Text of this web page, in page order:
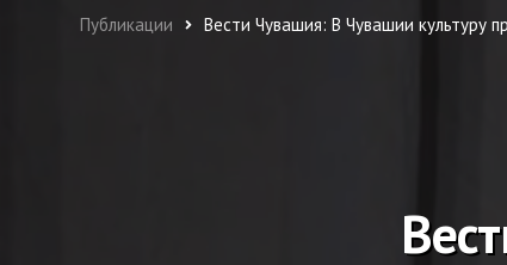
Публикации Вести Чувашия: В Чувашии культуру